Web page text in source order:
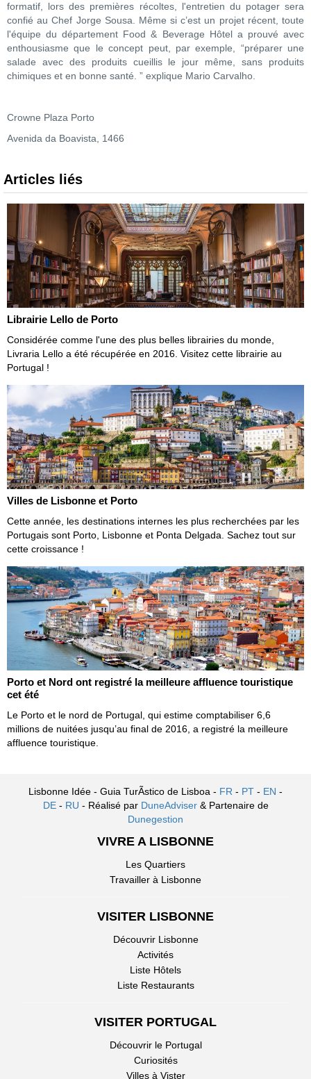
formatif, lors des premières récoltes, l'entretien du potager sera
confié au Chef Jorge Sousa. Même si c’est un projet récent, toute
l'équipe du département Food & Beverage Hôtel a prouvé avec
enthousiasme que le concept peut, par exemple, “préparer une
salade avec des produits cueillis le jour même, sans produits
chimiques et en bonne santé. ” explique Mario Carvalho.
Crowne Plaza Porto
Avenida da Boavista, 1466
Articles liés
Librairie Lello de Porto
Considérée comme l'une des plus belles librairies du monde,
Livraria Lello a été récupérée en 2016. Visitez cette librairie au
Portugal !
Villes de Lisbonne et Porto
Cette année, les destinations internes les plus recherchées par les
Portugais sont Porto, Lisbonne et Ponta Delgada. Sachez tout sur
cette croissance !
Porto et Nord ont registré la meilleure affluence touristique
cet été
Le Porto et le nord de Portugal, qui estime comptabiliser 6,6
millions de nuitées jusqu’au final de 2016, a registré la meilleure
affluence touristique.
Lisbonne Idée - Guia TurÃ­stico de Lisboa - FR - PT - EN -
DE- RU - Réalisé par DuneAdviser & Partenaire de
Dunegestion
VIVRE A LISBONNE
Les Quartiers
Travailler à Lisbonne
VISITER LISBONNE
Découvrir Lisbonne
Activités
Liste Hôtels
Liste Restaurants
VISITER PORTUGAL
Découvrir le Portugal
Curiosités
Villes à Vister